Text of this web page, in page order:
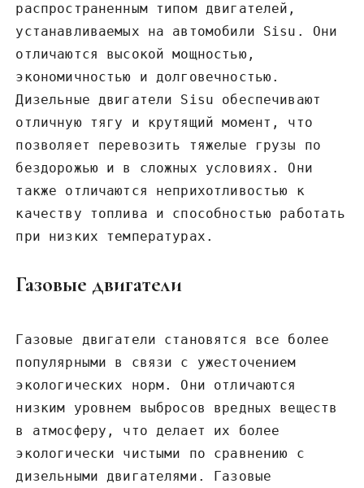
распространенным типом двигателей‚
устанавливаемых на автомобили Sisu. Они
отличаются высокой мощностью‚
экономичностью и долговечностью.
Дизельные двигатели Sisu обеспечивают
отличную тягу и крутящий момент‚ что
позволяет перевозить тяжелые грузы по
бездорожью и в сложных условиях. Они
также отличаются неприхотливостью к
качеству топлива и способностью работать
при низких температурах.
Газовые двигатели
Газовые двигатели становятся все более
популярными в связи с ужесточением
экологических норм. Они отличаются
низким уровнем выбросов вредных веществ
в атмосферу‚ что делает их более
экологически чистыми по сравнению с
дизельными двигателями. Газовые